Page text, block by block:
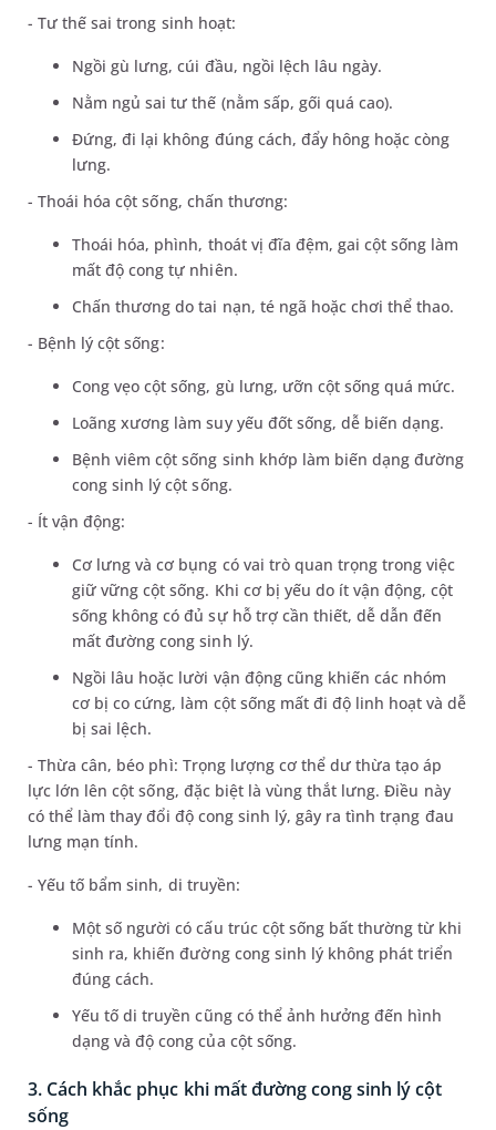
- Tư thế sai trong sinh hoạt:
Ngồi gù lưng, cúi đầu, ngồi lệch lâu ngày.
Nằm ngủ sai tư thế (nằm sấp, gối quá cao).
Đứng, đi lại không đúng cách, đẩy hông hoặc còng
lưng.
- Thoái hóa cột sống, chấn thương:
Thoái hóa, phình, thoát vị đĩa đệm, gai cột sống làm
mất độ cong tự nhiên.
Chấn thương do tai nạn, té ngã hoặc chơi thể thao.
- Bệnh lý cột sống:
Cong vẹo cột sống, gù lưng, ưỡn cột sống quá mức.
Loãng xương làm suy yếu đốt sống, dễ biến dạng.
Bệnh viêm cột sống sinh khớp làm biến dạng đường
cong sinh lý cột sống.
- Ít vận động:
Cơ lưng và cơ bụng có vai trò quan trọng trong việc
giữ vững cột sống. Khi cơ bị yếu do ít vận động, cột
sống không có đủ sự hỗ trợ cần thiết, dễ dẫn đến
mất đường cong sinh lý.
Ngồi lâu hoặc lười vận động cũng khiến các nhóm
cơ bị co cứng, làm cột sống mất đi độ linh hoạt và dễ
bị sai lệch.
- Thừa cân, béo phì: Trọng lượng cơ thể dư thừa tạo áp
lực lớn lên cột sống, đặc biệt là vùng thắt lưng. Điều này
có thể làm thay đổi độ cong sinh lý, gây ra tình trạng đau
lưng mạn tính.
- Yếu tố bẩm sinh, di truyền:
Một số người có cấu trúc cột sống bất thường từ khi
sinh ra, khiến đường cong sinh lý không phát triển
đúng cách.
Yếu tố di truyền cũng có thể ảnh hưởng đến hình
dạng và độ cong của cột sống.
3. Cách khắc phục khi mất đường cong sinh lý cột
sống